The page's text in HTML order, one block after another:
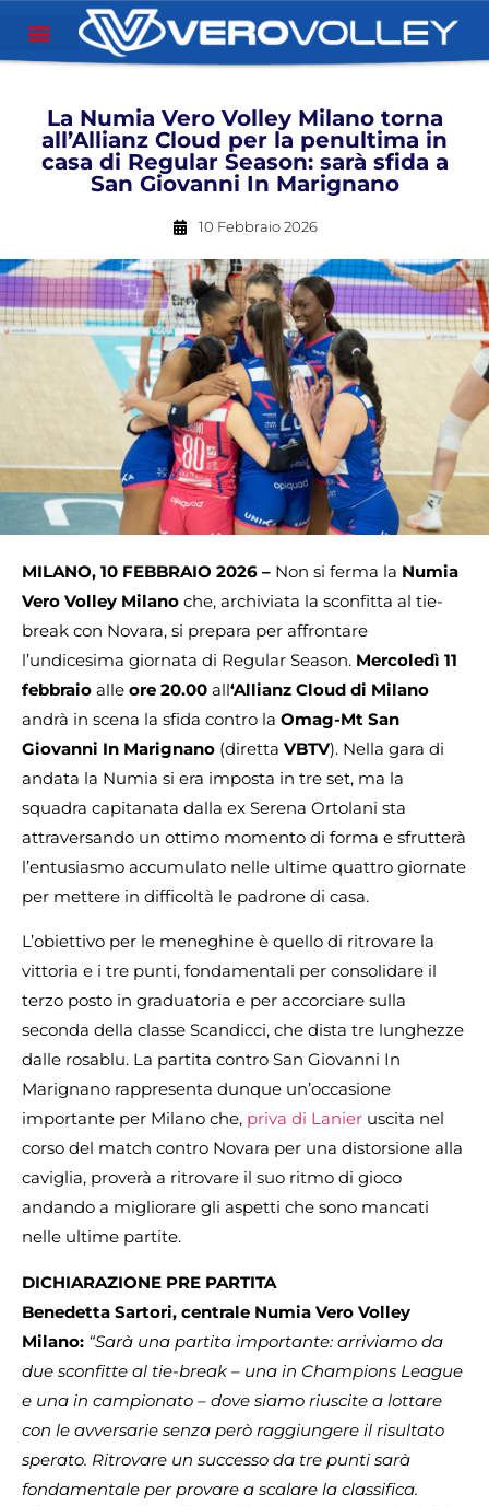
La Numia Vero Volley Milano torna
all’Allianz Cloud per la penultima in
casa di Regular Season: sarà sfida a
San Giovanni In Marignano
10 Febbraio 2026
MILANO, 10 FEBBRAIO 2026 – Non si ferma la Numia
Vero Volley Milano che, archiviata la sconfitta al tie-
break con Novara, si prepara per affrontare
l’undicesima giornata di Regular Season. Mercoledì 11
febbraio alle ore 20.00 all‘Allianz Cloud di Milano
andrà in scena la sfida contro la Omag-Mt San
Giovanni In Marignano (diretta VBTV). Nella gara di
andata la Numia si era imposta in tre set, ma la
squadra capitanata dalla ex Serena Ortolani sta
attraversando un ottimo momento di forma e sfrutterà
l’entusiasmo accumulato nelle ultime quattro giornate
per mettere in difficoltà le padrone di casa.
L’obiettivo per le meneghine è quello di ritrovare la
vittoria e i tre punti, fondamentali per consolidare il
terzo posto in graduatoria e per accorciare sulla
seconda della classe Scandicci, che dista tre lunghezze
dalle rosablu. La partita contro San Giovanni In
Marignano rappresenta dunque un’occasione
importante per Milano che, priva di Lanier uscita nel
corso del match contro Novara per una distorsione alla
caviglia, proverà a ritrovare il suo ritmo di gioco
andando a migliorare gli aspetti che sono mancati
nelle ultime partite.
DICHIARAZIONE PRE PARTITA
Benedetta Sartori, centrale Numia Vero Volley
Milano: “Sarà una partita importante: arriviamo da
due sconfitte al tie-break – una in Champions League
e una in campionato – dove siamo riuscite a lottare
con le avversarie senza però raggiungere il risultato
sperato. Ritrovare un successo da tre punti sarà
fondamentale per provare a scalare la classifica.